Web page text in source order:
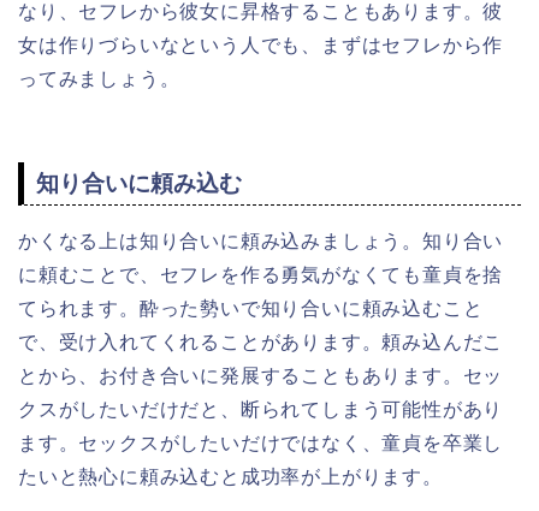
なり、セフレから彼女に昇格することもあります。彼
女は作りづらいなという人でも、まずはセフレから作
ってみましょう。
知り合いに頼み込む
かくなる上は知り合いに頼み込みましょう。知り合い
に頼むことで、セフレを作る勇気がなくても童貞を捨
てられます。酔った勢いで知り合いに頼み込むこと
で、受け入れてくれることがあります。頼み込んだこ
とから、お付き合いに発展することもあります。セッ
クスがしたいだけだと、断られてしまう可能性があり
ます。セックスがしたいだけではなく、童貞を卒業し
たいと熱心に頼み込むと成功率が上がります。